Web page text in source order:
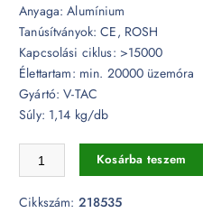
Anyaga: Alumínium
Tanúsítványok: CE, ROSH
Kapcsolási ciklus: >15000
Élettartam: min. 20000 üzemóra
Gyártó: V-TAC
Súly: 1,14 kg/db
17W fehér LED fali lámpa 3000K
Kosárba teszem
Cikkszám: 218535